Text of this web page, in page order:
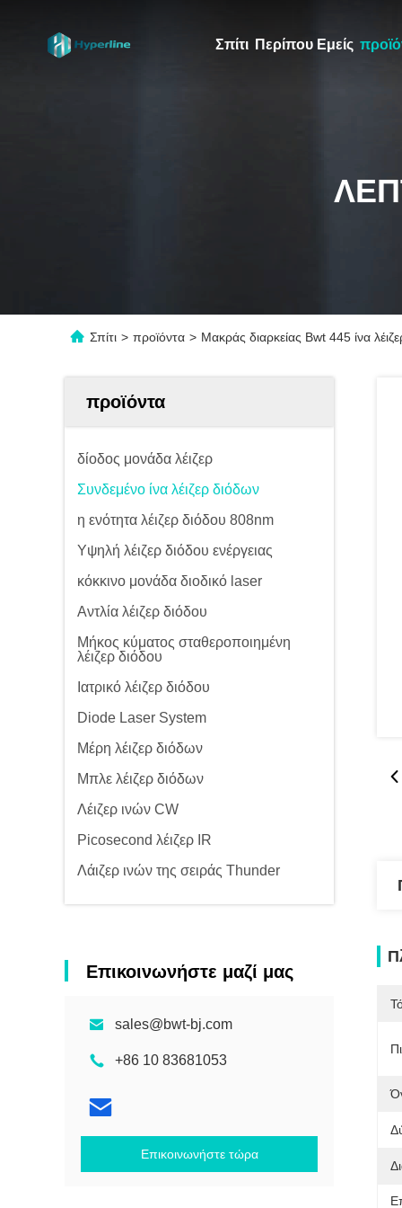
Σπίτι Περίπου Εμείς
Σπίτι > προϊόντα > Μακράς διαρκείας Bwt 445 ίνα
προϊόντα
δίοδος μονάδα λέιζερ
Συνδεμένο ίνα λέιζερ διόδων
η ενότητα λέιζερ διόδου 808nm
Υψηλή λέιζερ διόδου ενέργειας
κόκκινο μονάδα διοδικό laser
Αντλία λέιζερ διόδου
Μήκος κύματος σταθεροποιημένη
λέιζερ διόδου
Ιατρικό λέιζερ διόδου
Diode Laser System
Μέρη λέιζερ διόδων
Μπλε λέιζερ διόδων
Λέιζερ ινών CW
Picosecond λέιζερ IR
Λάιζερ ινών της σειράς Thunder
Επικοινωνήστε μαζί μας
sales@bwt-bj.com
+86 10 83681053
Επικοινωνήστε τώρα